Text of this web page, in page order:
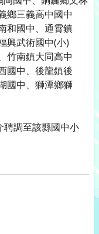
鄉三義高中國中
和國中、通霄鎮
興武術國中(小)
竹南鎮大同高中
國中、後龍鎮後
國中、獅潭鄉獅
聘調至該縣國中小